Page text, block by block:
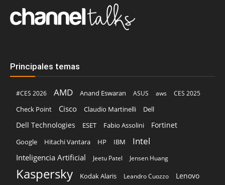
Principales temas
#CES 2026 AMD Anand Eswaran ASUS aws
CES 2025
Check Point
Cisco Claudio Martinelli Dell
Dell Technologies ESET Fabio Assolini Fortinet
Google Hitachi Vantara HP IBM Intel
Inteligencia Artificial Jeetu Patel Jensen Huang
Kaspersky Kodak Alaris Leandro Cuozzo Lenovo